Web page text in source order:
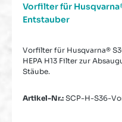
Vorfilter für
Entstauber
Vorfilter für Husqvarna®
HEPA H13 Filter zur
Stäube.
Artikel-Nr.: SCP-H-S36-